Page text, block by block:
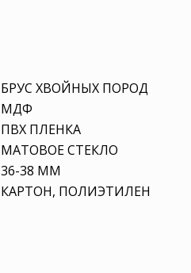
БРУС ХВОЙНЫХ ПОРОД
МДФ
ПВХ ПЛЕНКА
МАТОВОЕ СТЕКЛО
36-38 ММ
КАРТОН, ПОЛИЭТИЛЕН